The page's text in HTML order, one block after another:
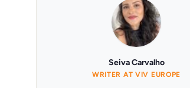
Seiva Carvalho
WRITER AT VIV EUROPE